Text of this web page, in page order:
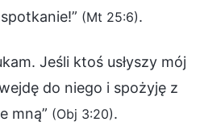
(Mt 25:6).
Jeśli ktoś usłyszy mój
do niego i spożyję z
mną” (Obj 3:20).